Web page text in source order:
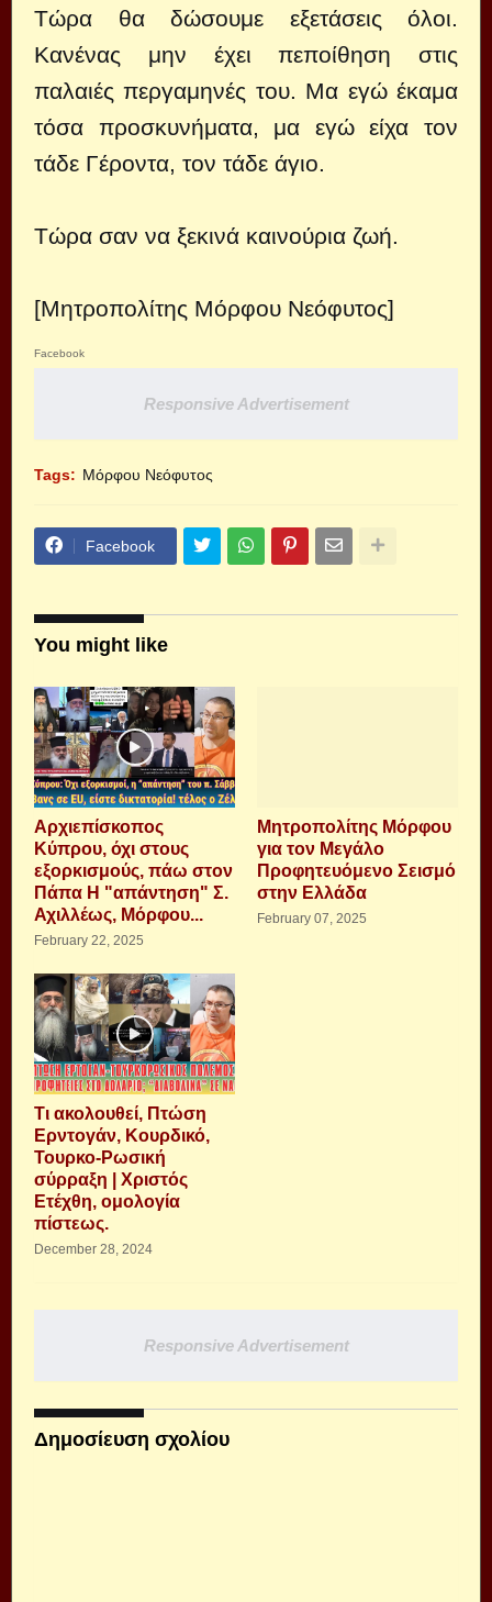
Τώρα θα δώσουμε εξετάσεις όλοι.
Κανένας μην έχει πεποίθηση στις
παλαιές περγαμηνές του. Μα εγώ έκαμα
τόσα προσκυνήματα, μα εγώ είχα τον
τάδε Γέροντα, τον τάδε άγιο.
Τώρα σαν να ξεκινά καινούρια ζωή.
[Μητροπολίτης Μόρφου Νεόφυτος]
Facebook
Responsive Advertisement
Tags: Μόρφου Νεόφυτος
Facebook
You might like
Αρχιεπίσκοπος
Κύπρου, όχι στους
εξορκισμούς, πάω στον
Πάπα Η "απάντηση" Σ.
Αχιλλέως, Μόρφου...
February 22, 2025
Μητροπολίτης Μόρφου
για τον Μεγάλο
Προφητευόμενο Σεισμό
στην Ελλάδα
February 07, 2025
Τι ακολουθεί, Πτώση
Ερντογάν, Κουρδικό,
Τουρκο-Ρωσική
σύρραξη | Χριστός
Ετέχθη, ομολογία
πίστεως.
December 28, 2024
Responsive Advertisement
Δημοσίευση σχολίου